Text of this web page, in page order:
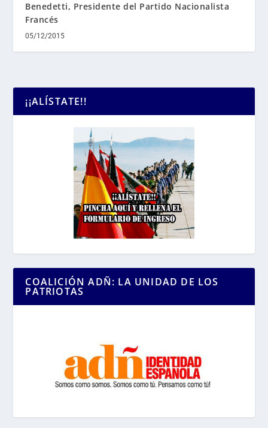
Benedetti, Presidente del Partido Nacionalista
Francés
05/12/2015
¡¡ALÍSTATE!!
COALICIÓN ADÑ: LA UNIDAD DE LOS
PATRIOTAS